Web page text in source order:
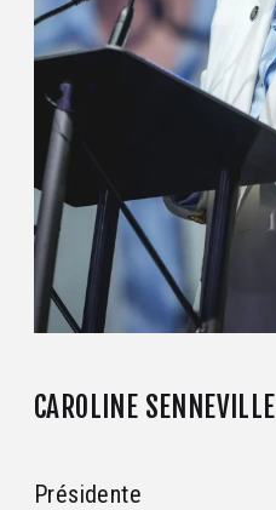
CAROLINE SENNEVILLE
Présidente